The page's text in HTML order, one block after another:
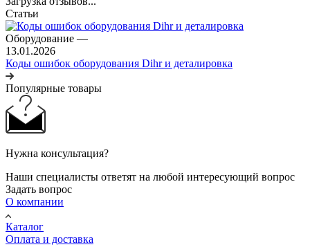
Статьи
Оборудование —
13.01.2026
Коды ошибок оборудования Dihr и деталировка
Популярные товары
Нужна консультация?
Наши специалисты ответят на любой интересующий вопрос
Задать вопрос
О компании
Каталог
Оплата и доставка